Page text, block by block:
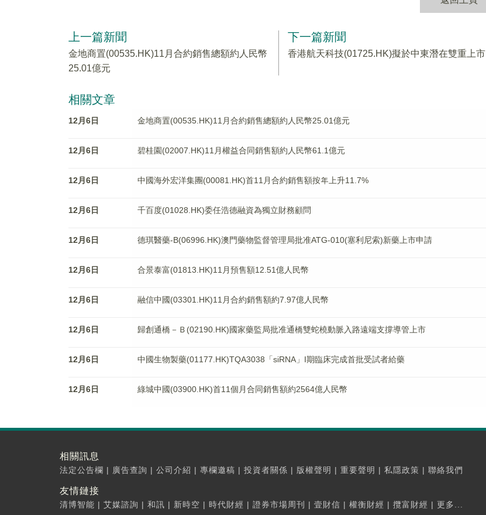
上一篇新聞
金地商置(00535.HK)11月合約銷售總額約人民幣
25.01億元
下一篇新聞
香港航天科技(01725.HK)擬於中東潛在雙重上市
相關文章
12月6日 金地商置(00535.HK)11月合約銷售總額約人民幣25.01億元
12月6日 碧桂園(02007.HK)11月權益合同銷售額約人民幣61.1億元
12月6日 中國海外宏洋集團(00081.HK)首11月合約銷售額按年上升11.7%
12月6日 千百度(01028.HK)委任浩德融資為獨立財務顧問
12月6日 德琪醫藥-B(06996.HK)澳門藥物監督管理局批准ATG-010(塞利尼索)新藥上市申請
12月6日 合景泰富(01813.HK)11月預售額12.51億人民幣
12月6日 融信中國(03301.HK)11月合約銷售額約7.97億人民幣
12月6日 歸創通橋－Ｂ(02190.HK)國家藥監局批准通橋雙蛇橈動脈入路遠端支撐導管上市
12月6日 中國生物製藥(01177.HK)TQA3038「siRNA」I期臨床完成首批受試者給藥
12月6日 綠城中國(03900.HK)首11個月合同銷售額約2564億人民幣
相關訊息
法定公告欄 | 廣告查詢 | 公司介紹 | 專欄邀稿 | 投資者關係 | 版權聲明 | 重要聲明 | 私隱政策 | 聯絡我們
友情鏈接
清博智能 | 艾媒諮詢 | 和訊 | 新時空 | 時代財經 | 證券市場周刊 | 壹財信 | 權衡財經 | 攬富財經 | 更多...